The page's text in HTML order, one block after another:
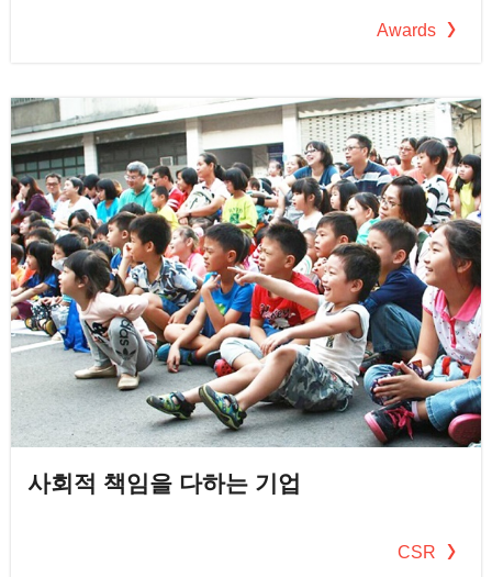
Awards
사회적 책임을 다하는 기업
CSR